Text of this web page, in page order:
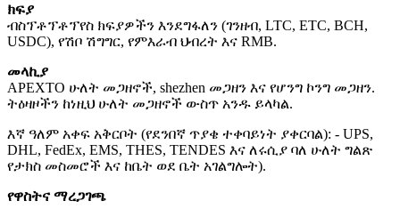
ክፍያ
ብስፕቶፕቶፕየስ ክፍያዎችን እንደግፋለን (ገንዘብ, LTC, ETC, BCH,
USDC), የሽቦ ሽግግር, የምእራብ ህብረት እና RMB.
መላኪያ
APEXTO ሁለት መጋዘኖች, shezhen መጋዘን እና የሆንግ ኮንግ መጋዘን.
ትዕዛዞችን ከነዚህ ሁለት መጋዘኖች ውስጥ አንዱ ይላካል.
እኛ ዓለም አቀፍ አቅርቦት (የደንበኛ ጥያቄ ተቀባይነት ያቀርባል): - UPS,
DHL, FedEx, EMS, THES, TENDES እና ለሩሲያ ባለ ሁለት ግልጽ
የታክስ መስመሮች እና ከቤት ወደ ቤት አገልግሎት).
የዋስትና ማረጋገጫ